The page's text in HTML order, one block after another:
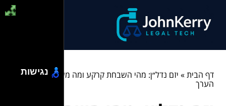
דף הבית» יזם נדל״ן: מהי השבחת קרקע ומה משפיע על עליית
הערך
נגישות